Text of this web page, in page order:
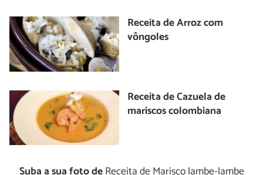
Receita de Arroz com
vôngoles
Receita de Cazuela de
mariscos colombiana